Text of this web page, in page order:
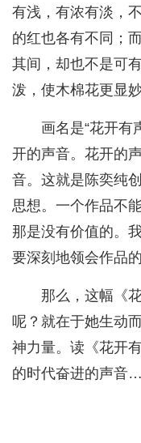
有浅，有浓有淡，
的红也各有不同；
其间，却也不是可
泼，使木棉花更显妙
画名是“花开有
开的声音。花开的
音。这就是陈奕纯
思想。一个作品不
那是没有价值的。
要深刻地领会作品
那么，这幅《
呢？就在于她生动
神力量。读《花开
的时代奋进的声音